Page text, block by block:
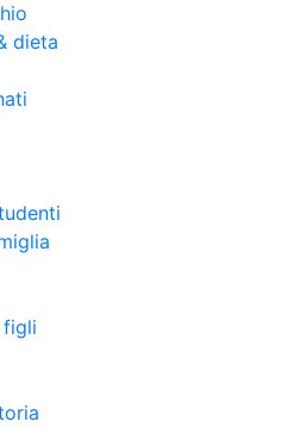
dieta
figli